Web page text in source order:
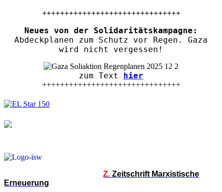
+++++++++++++++++++++++++++++++
Neues von der Solidaritätskampagne:
Abdeckplanen zum Schutz vor Regen. Gaza
wird nicht vergessen!
zum Text hier
+++++++++++++++++++++++++++++++
Z. Zeitschrift Marxistische
Erneuerung